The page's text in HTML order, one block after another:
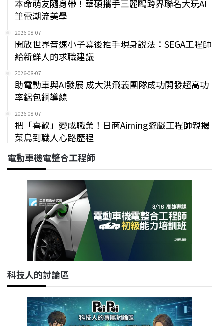
本命萌友隨身帶！華碩攜手三麗鷗跨界聯名大玩AI
筆電潮流美學
2026-08-07
開放世界音速小子幕後推手現身說法：SEGA工程師
給新鮮人的求職建議
2026-08-07
助電動車與AI發展 成大洪飛義團隊成功開發超高功
率鋁包銅導線
2026-08-07
把「喜歡」變成職業！日商Aiming遊戲工程師親揭
菜鳥到職人心路歷程
電動車機電整合工程師
科技人的討論區